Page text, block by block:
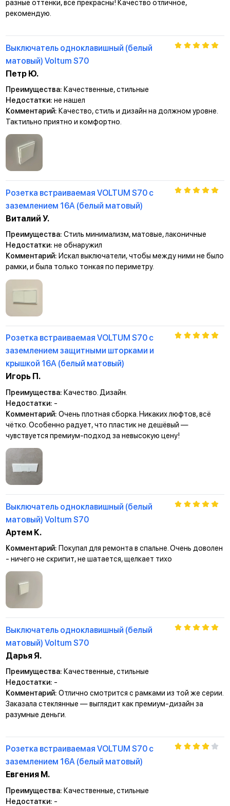
разные оттенки, все прекрасны! Качество отличное,
рекомендую.
Выключатель одноклавишный (белый
матовый) Voltum S70
Петр Ю.
Преимущества: Качественные, стильные
Недостатки: не нашел
Комментарий: Качество, стиль и дизайн на должном уровне.
Тактильно приятно и комфортно.
Розетка встраиваемая VOLTUM S70 с
заземлением 16А (белый матовый)
Виталий У.
Преимущества: Стиль минимализм, матовые, лаконичные
Недостатки: не обнаружил
Комментарий: Искал выключатели, чтобы между ними не было
рамки, и была только тонкая по периметру.
Розетка встраиваемая VOLTUM S70 с
заземлением защитными шторками и
крышкой 16А (белый матовый)
Игорь П.
Преимущества: Качество. Дизайн.
Недостатки: -
Комментарий: Очень плотная сборка. Никаких люфтов, всё
чётко. Особенно радует, что пластик не дешёвый —
чувствуется премиум-подход за невысокую цену!
Выключатель одноклавишный (белый
матовый) Voltum S70
Артем К.
Комментарий: Покупал для ремонта в спальне. Очень доволен
- ничего не скрипит, не шатается, щелкает тихо
Выключатель одноклавишный (белый
матовый) Voltum S70
Дарья Я.
Преимущества: Качественные, стильные
Недостатки: -
Комментарий: Отлично смотрится с рамками из той же серии.
Заказала стеклянные — выглядит как премиум-дизайн за
разумные деньги.
Розетка встраиваемая VOLTUM S70 с
заземлением 16А (белый матовый)
Евгения М.
Преимущества: Качественные, стильные
Недостатки: -